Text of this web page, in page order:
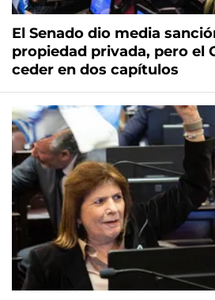
El Senado dio media
propiedad privada, pero el
ceder en dos capítulos